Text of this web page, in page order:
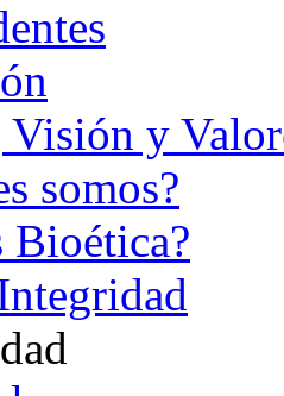
y
somos?
Bioética?